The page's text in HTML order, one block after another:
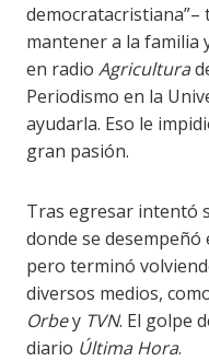
mantener a la familia
en radioAgricultura
Periodismo en la
ayudarla. Eso le
gran pasión.
Tras egresar intentó
donde se desempeñó
pero terminó
diversos medios,
Orbey TVN. El golpe
diario Última Hora.